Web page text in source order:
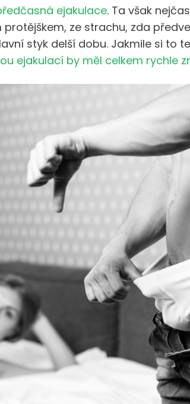
ejakulace. Ta však
ze strachu, zda
styk delší dobu. Jakmile si to
ejakulací by měl celkem rychle